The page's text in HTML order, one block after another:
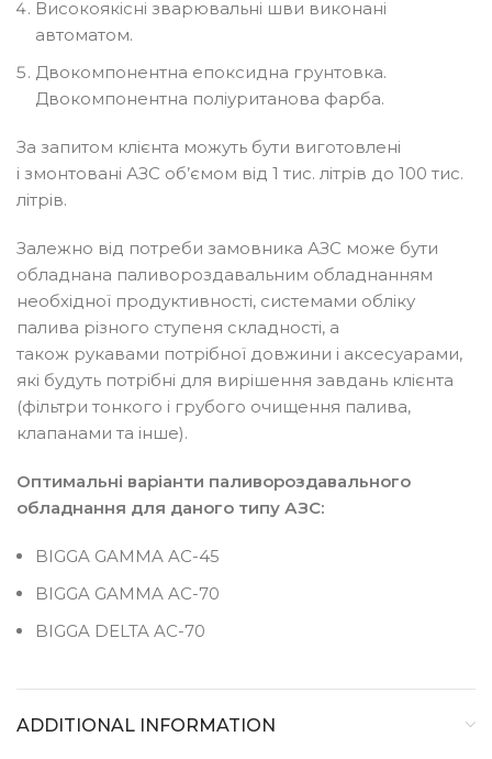
Високоякісні зварювальні шви виконані
автоматом.
Двокомпонентна епоксидна грунтовка.
Двокомпонентна поліуританова фарба.
За запитом клієнта можуть бути виготовлені
і змонтовані АЗС об’ємом від 1 тис. літрів до 100 тис.
літрів.
Залежно від потреби замовника АЗС може бути
обладнана паливороздавальним обладнанням
необхідної продуктивності, системами обліку
палива різного ступеня складності, а
також рукавами потрібної довжини і аксесуарами,
які будуть потрібні для вирішення завдань клієнта
(фільтри тонкого і грубого очищення палива,
клапанами та інше).
Оптимальні варіанти паливороздавального
обладнання для даного типу АЗС:
BIGGA GAMMA AC-45
BIGGA GAMMA AC-70
BIGGA DELTA AC-70
ADDITIONAL INFORMATION